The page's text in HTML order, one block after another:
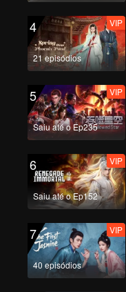
4
21 episódios
VIP
5
Saiu até o Ep235
VIP
6
Saiu até o Ep152
VIP
7
40 episódios
VIP